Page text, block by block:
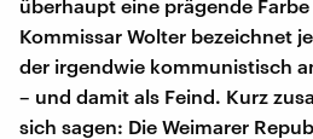
überhaupt eine prägende Farbe
Kommissar Wolter bezeichnet
der irgendwie kommunistisch
– und damit als Feind. Kurz
sich sagen: Die Weimarer